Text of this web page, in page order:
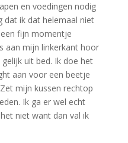
en voedingen nodig
dat ik dat helemaal niet
fijn momentje
aan mijn linkerkant hoor
uit bed. Ik doe het
aan voor een beetje
mijn kussen rechtop
Ik ga er wel echt
niet want dan val ik